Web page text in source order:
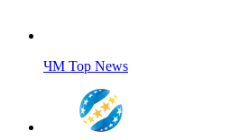
ЧМ Top News